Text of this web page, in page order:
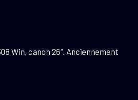
Win, canon 26″. Anciennement